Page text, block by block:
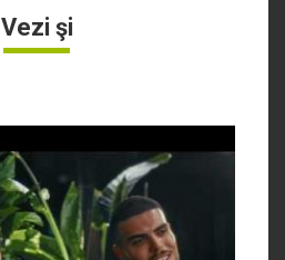
Vezi şi